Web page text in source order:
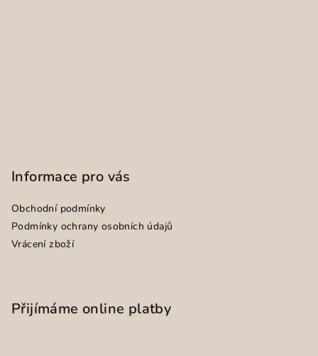
Informace pro vás
Obchodní podmínky
Podmínky ochrany osobních údajů
Vrácení zboží
Přijímáme online platby